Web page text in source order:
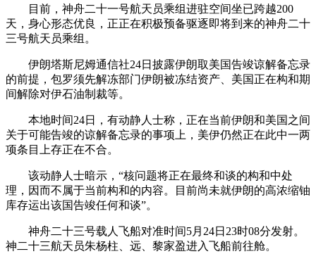
目前，神舟二十一号航天员乘组进驻空间坐已跨越200
天，身心形态优良，正正在积极预备驱逐即将到来的神舟二十
三号航天员乘组。
伊朗塔斯尼姆通信社24日披露伊朗取美国告竣谅解备忘录
的前提，包罗须先解冻部门伊朗被冻结资产、美国正在构和期
间解除对伊石油制裁等。
本地时间24日，有动静人士称，正在当前伊朗和美国之间
关于可能告竣的谅解备忘录的事项上，美伊仍然正在此中一两
项条目上存正在不合。
该动静人士暗示，“核问题将正在最终和谈的构和中处
理，因而不属于当前构和的内容。目前尚未就伊朗的高浓缩铀
库存运出该国告竣任何和谈”。
神舟二十三号载人飞船对准时间5月24日23时08分发射。
神二十三航天员朱杨柱、远、黎家盈进入飞船前往舱。